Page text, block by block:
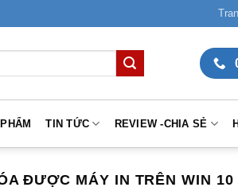
TIN TỨC REVIEW -CHIA SẺ
ĐƯỢC MÁY IN TRÊN WIN 10